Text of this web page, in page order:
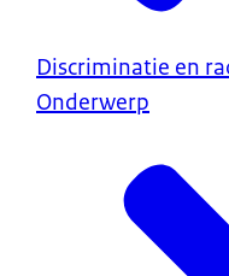
Discriminatie en
Onderwerp